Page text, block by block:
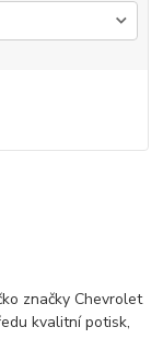
značky Chevrolet
kvalitní potisk,